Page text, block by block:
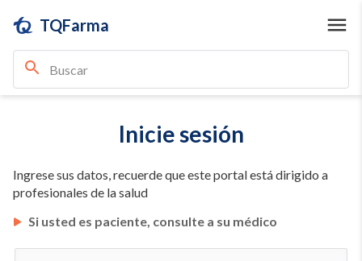
TQFarma
Inicie sesión
Ingrese sus datos, recuerde que este portal está dirigido a
profesionales de la salud
Si usted es paciente, consulte a su médico